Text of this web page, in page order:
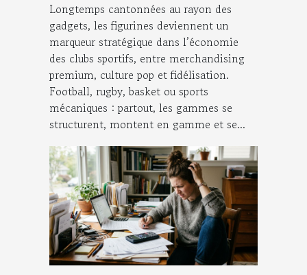
Longtemps cantonnées au rayon des
gadgets, les figurines deviennent un
marqueur stratégique dans l’économie
des clubs sportifs, entre merchandising
premium, culture pop et fidélisation.
Football, rugby, basket ou sports
mécaniques : partout, les gammes se
structurent, montent en gamme et se...